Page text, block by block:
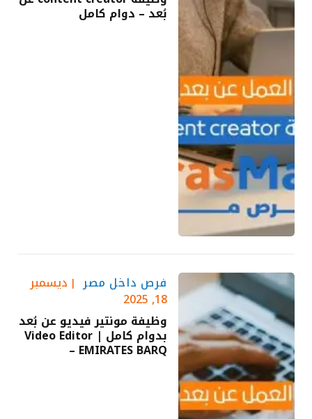
بُعد – دوام كامل
فرص داخل مصر ديسمبر
18, 2025
وظيفة مونتير فيديو عن بُعد
بدوام كامل | Video Editor
– EMIRATES BARQ